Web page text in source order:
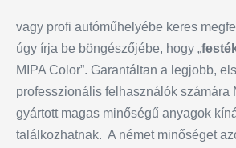
vagy profi autóműhelyébe keres
úgy írja be böngészőjébe, hogy „
MIPA Color”. Garantáltan a legjobb,
professzionális felhasználók számára
gyártott magas minőségű anyagok
találkozhatnak. A német minőséget